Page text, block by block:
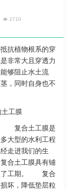
2710
抗植物根系的穿
非常大且穿透力
够阻止水土流
，同时自身也不
复合土工膜是
大型的水利工程
走进我们的生
合土工膜具有铺
了工期。 复合
坏，降低垫层粒